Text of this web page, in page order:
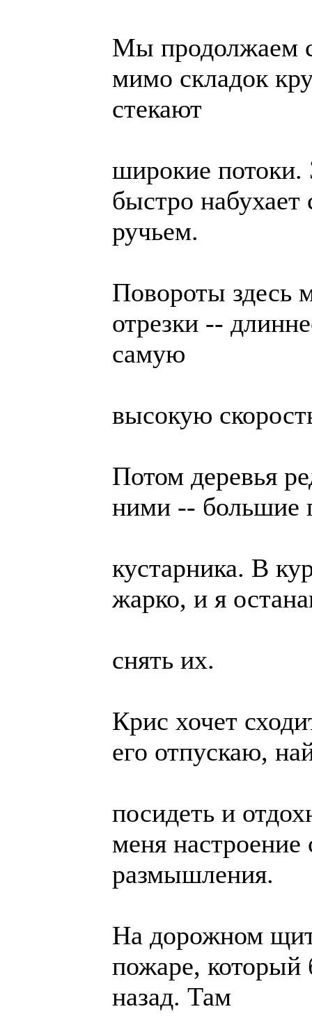
Мы продолжаем
мимо складок
стекают
широкие потоки.
быстро
ручьем.
Повороты здесь
отрезки --
самую
высокую
Потом деревья
ними -- большие
кустарника. В
жарко, и я
снять их.
Крис хочет
его отпускаю,
посидеть и
меня настроение
размышления.
На дорожном
пожаре, который
назад. Там